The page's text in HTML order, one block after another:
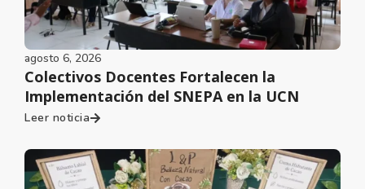
agosto 6, 2026
Colectivos Docentes Fortalecen la
Implementación del SNEPA en la UCN
Leer noticia